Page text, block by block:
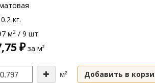
кг.
м2 / 9 шт.
₽за м²
м²
Добавить в